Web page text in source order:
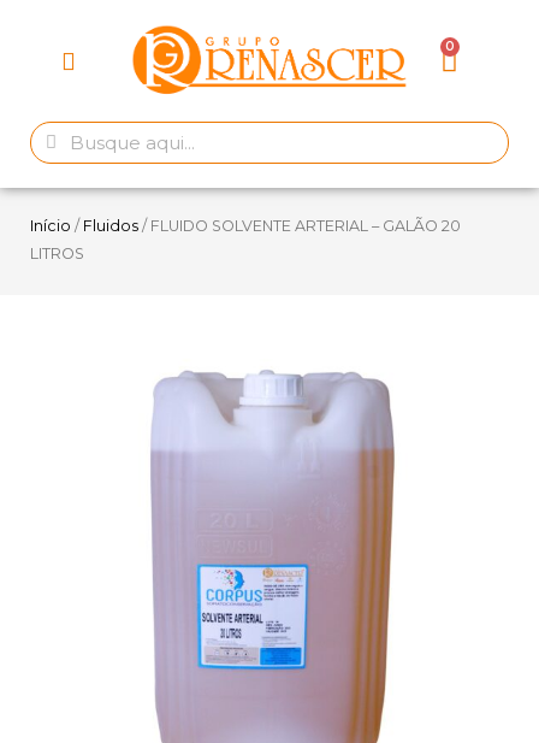
Início / Fluidos / FLUIDO SOLVENTE ARTERIAL – GALÃO 20
LITROS